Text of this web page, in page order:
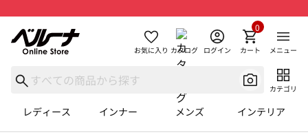
お気に入り カタログ ログイン カート
0
メニュー
カテゴリ
レディース インナー メンズ インテリア